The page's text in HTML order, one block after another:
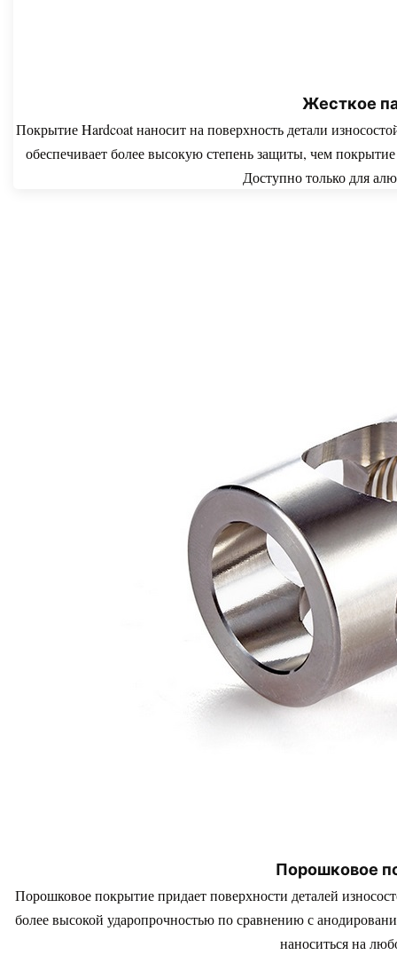
Жесткое
Покрытие Hardcoat наносит на поверхность детали
обеспечивает более высокую степень защиты, чем
Доступно только для
Порошковое
Порошковое покрытие придает поверхности деталей
более высокой ударопрочностью по сравнению с
наноситься на